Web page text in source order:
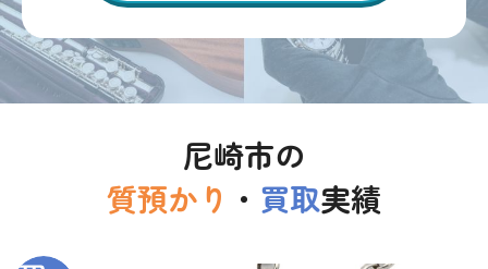
尼崎市の
質預かり ・ 買取実績